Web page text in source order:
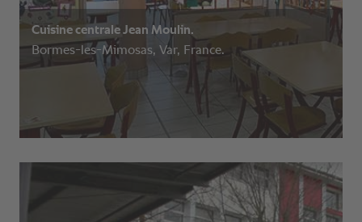
Cuisine centrale Jean Moulin.
Bormes-les-Mimosas, Var, France.